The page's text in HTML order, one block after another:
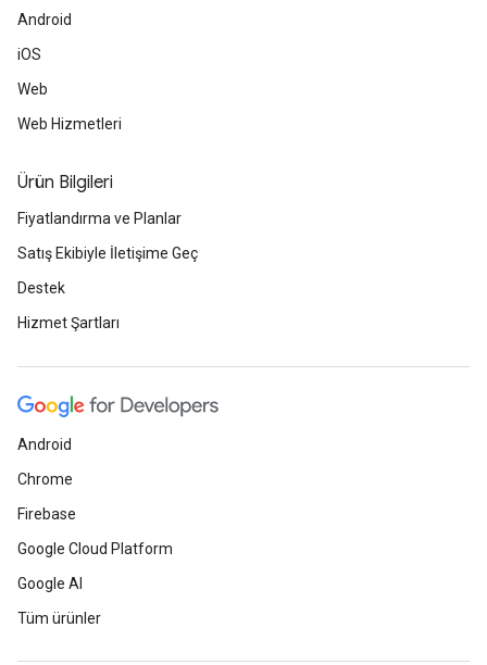
Android
iOS
Web
Web Hizmetleri
Ürün Bilgileri
Fiyatlandırma ve Planlar
Satış Ekibiyle İletişime Geç
Destek
Hizmet Şartları
Android
Chrome
Firebase
Google Cloud Platform
Google AI
Tüm ürünler